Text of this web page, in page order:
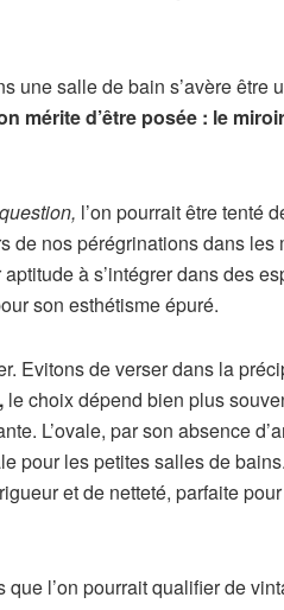
une salle de bain s’avère être
mérite d’être posée : le
l’on pourrait être tenté
de nos pérégrinations dans
à s’intégrer dans des
son esthétisme épuré.
Evitons de verser dans la
le choix dépend bien plus
L’ovale, par son absence
pour les petites salles de
et de netteté, parfaite
l’on pourrait qualifier de